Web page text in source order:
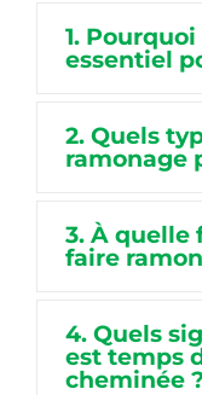
1.
essentiel
2. Quels
ramonage
3. À quelle
faire
4. Quels
est temps
cheminée